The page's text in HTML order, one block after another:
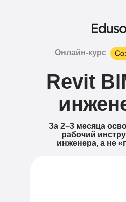
За 2−3 месяца
рабочий
инженера, а не
Revit
Онлайн-курс